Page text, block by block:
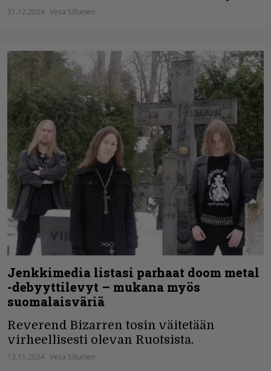
31.12.2024 Vesa Siltanen
Jenkkimedia listasi parhaat doom metal
-debyyttilevyt – mukana myös
suomalaisväriä
Reverend Bizarren tosin väitetään
virheellisesti olevan Ruotsista.
13.11.2024 Vesa Siltanen